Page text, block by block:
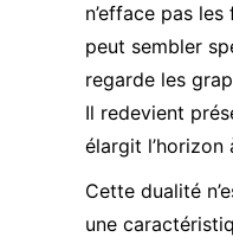
n’efface pas les
peut sembler
regarde les
Il redevient
élargit
Cette dualité
une